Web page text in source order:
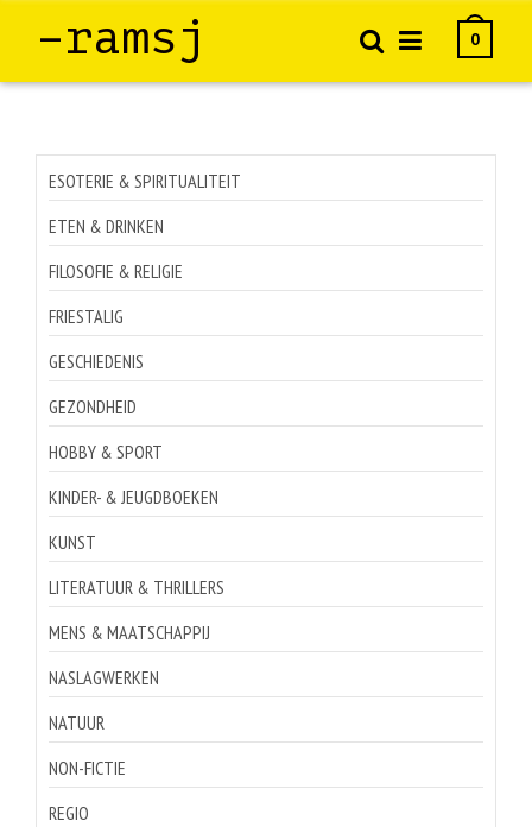
–ramsj 0
ESOTERIE & SPIRITUALITEIT
ETEN & DRINKEN
FILOSOFIE & RELIGIE
FRIESTALIG
GESCHIEDENIS
GEZONDHEID
HOBBY & SPORT
KINDER- & JEUGDBOEKEN
KUNST
LITERATUUR & THRILLERS
MENS & MAATSCHAPPIJ
NASLAGWERKEN
NATUUR
NON-FICTIE
REGIO